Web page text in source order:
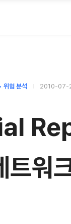
위협 분석 2010-07-
워